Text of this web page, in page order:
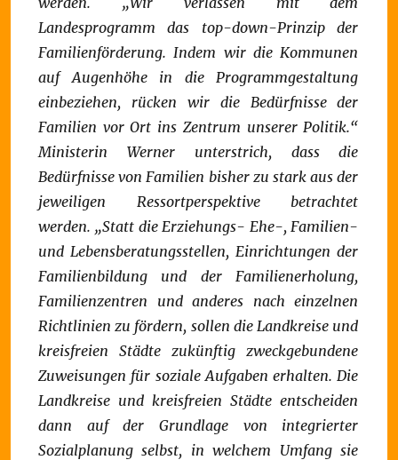
Landesprogramm das top-down-Prinzip der
Familienförderung. Indem wir die Kommunen
auf Augenhöhe in die Programmgestaltung
einbeziehen, rücken wir die Bedürfnisse der
Familien vor Ort ins Zentrum unserer Politik.“
Ministerin Werner unterstrich, dass die
Bedürfnisse von Familien bisher zu stark aus der
jeweiligen Ressortperspektive betrachtet
werden. „Statt die Erziehungs- Ehe-, Familien-
und Lebensberatungsstellen, Einrichtungen der
Familienbildung und der Familienerholung,
Familienzentren und anderes nach einzelnen
Richtlinien zu fördern, sollen die Landkreise und
kreisfreien Städte zukünftig zweckgebundene
Zuweisungen für soziale Aufgaben erhalten. Die
Landkreise und kreisfreien Städte entscheiden
dann auf der Grundlage von integrierter
Sozialplanung selbst, in welchem Umfang sie